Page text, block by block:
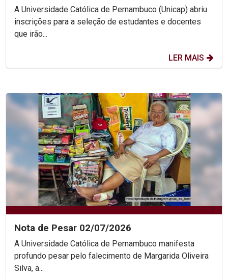
A Universidade Católica de Pernambuco (Unicap) abriu
inscrições para a seleção de estudantes e docentes
que irão...
LER MAIS
Nota de Pesar 02/07/2026
A Universidade Católica de Pernambuco manifesta
profundo pesar pelo falecimento de Margarida Oliveira
Silva, a...